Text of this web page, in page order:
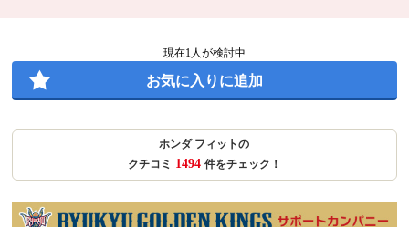
現在1 人が検討中
お気に入りに追加
ホンダ フィットの
クチコミ 1494 件をチェック！